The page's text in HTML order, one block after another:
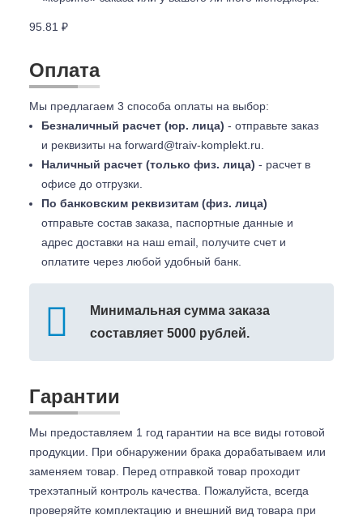
95.81 ₽
Оплата
Мы предлагаем 3 способа оплаты на выбор:
Безналичный расчет (юр. лица) - отправьте заказ
и реквизиты на forward@traiv-komplekt.ru
Наличный расчет (только физ. лица) - расчет в
офисе до отгрузки.
По банковским реквизитам (физ. лица)
отправьте состав заказа, паспортные данные и
адрес доставки на наш email, получите счет и
оплатите через любой удобный банк.
Минимальная сумма заказа
составляет 5000 рублей.
Гарантии
Мы предоставляем 1 год гарантии на все виды готовой
продукции. При обнаружении брака дорабатываем или
заменяем товар. Перед отправкой товар проходит
трехэтапный контроль качества. Пожалуйста, всегда
проверяйте комплектацию и внешний вид товара при